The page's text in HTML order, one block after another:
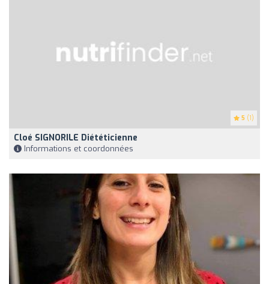
5 (1)
Cloé SIGNORILE Diététicienne
Informations et coordonnées